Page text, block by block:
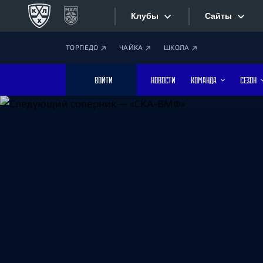
Клубы
Дивизион Боброва
Лада
Сайты
ТОРПЕДО ЧАЙКА ШКОЛА
ВОЙТИ НОВОСТИ КОМАНДА СЕЗОН